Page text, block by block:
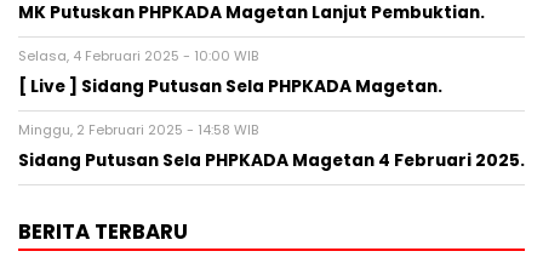
MK Putuskan PHPKADA Magetan Lanjut Pembuktian.
Selasa, 4 Februari 2025 - 10:00 WIB
[ Live ] Sidang Putusan Sela PHPKADA Magetan.
Minggu, 2 Februari 2025 - 14:58 WIB
Sidang Putusan Sela PHPKADA Magetan 4 Februari 2025.
BERITA TERBARU